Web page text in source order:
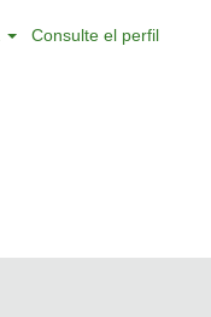
Consulte el perfil